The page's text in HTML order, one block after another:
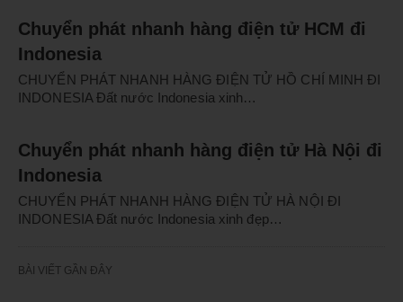
Chuyển phát nhanh hàng điện tử HCM đi
Indonesia
CHUYỂN PHÁT NHANH HÀNG ĐIỆN TỬ HỒ CHÍ MINH ĐI
INDONESIA Đất nước Indonesia xinh…
Chuyển phát nhanh hàng điện tử Hà Nội đi
Indonesia
CHUYỂN PHÁT NHANH HÀNG ĐIỆN TỬ HÀ NỘI ĐI
INDONESIA Đất nước Indonesia xinh đẹp…
BÀI VIẾT GẦN ĐÂY